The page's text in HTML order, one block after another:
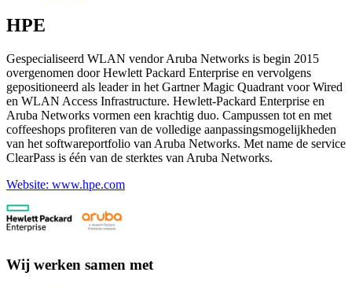
HPE
Gespecialiseerd WLAN vendor Aruba Networks is begin 2015
overgenomen door Hewlett Packard Enterprise en vervolgens
gepositioneerd als leader in het Gartner Magic Quadrant voor Wired
en WLAN Access Infrastructure. Hewlett-Packard Enterprise en
Aruba Networks vormen een krachtig duo. Campussen tot en met
coffeeshops profiteren van de volledige aanpassingsmogelijkheden
van het softwareportfolio van Aruba Networks. Met name de service
ClearPass is één van de sterktes van Aruba Networks.
Website: www.hpe.com
Wij werken samen met